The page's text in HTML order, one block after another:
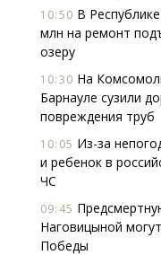
10:50 В
млн на ремонт
озеру
10:30 На
Барнауле сузили
повреждения труб
10:05 Из-за
и ребенок в
ЧС
09:45
Наговицыной
Победы